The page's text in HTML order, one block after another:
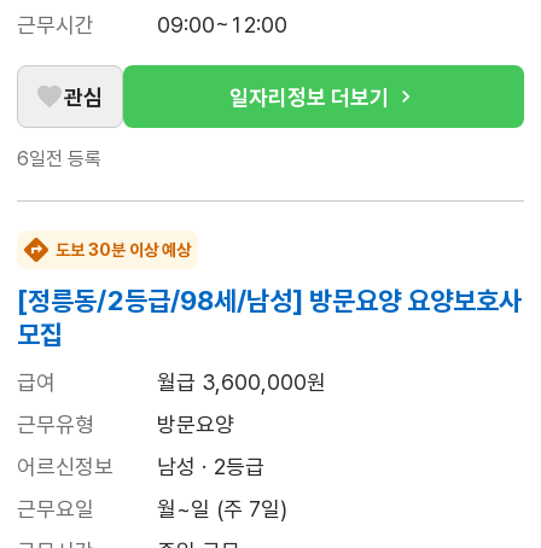
근무시간
09:00~12:00
관심 일자리정보 더보기
6일전 등록
도보 30분 이상 예상
[정릉동/2등급/98세/남성] 방문요양 요양보호사
모집
급여
월급 3,600,000원
근무유형
방문요양
어르신정보
남성 · 2등급
근무요일
월~일 (주 7일)